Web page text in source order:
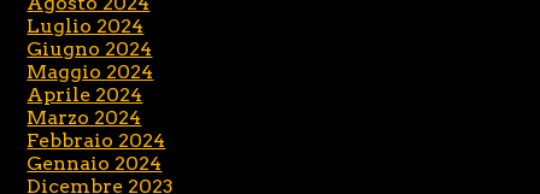
Luglio 2024
Giugno 2024
Maggio 2024
Aprile 2024
Marzo 2024
Febbraio 2024
Gennaio 2024
Dicembre 2023